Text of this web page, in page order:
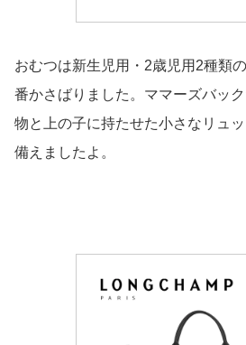
おむつは新生児用・2歳児用2種類
番かさばりました。ママーズバッ
物と上の子に持たせた小さなリュ
備えましたよ。